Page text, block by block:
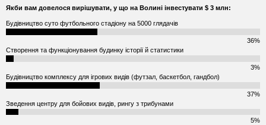
Якби вам довелося вирішувати, у що на Волині інвестувати $ 3 млн:
Будівництво суто футбольного стадіону на 5000 глядачів
36%
Створення та функціонування будинку історії й статистики
3%
Будівництво комплексу для ігрових видів (футзал, баскетбол, гандбол)
37%
Зведення центру для бойових видів, рингу з трибунами
5%